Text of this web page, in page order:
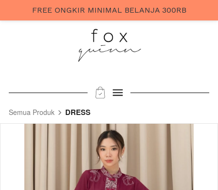
Semua Produk DRESS
FREE ONGKIR MINIMAL BELANJA 300RB